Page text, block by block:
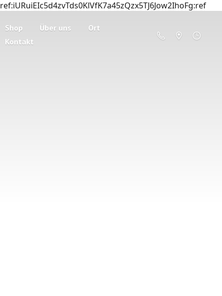
ref:iURuiEIc5d4zvTds0KlVfK7a45zQzx5TJ6Jow2IhoFg:ref
Shop Über uns
Ort
Kontakt